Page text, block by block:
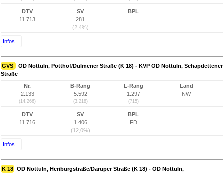
DTV
11.713
SV
281
(2,4%)
BPL
Infos...
GVS
OD Nottuln, Potthof/Dülmener Straße (K 18) - KVP OD Nottuln, Schapdettener
Straße
Nr.
2.133
(14.266)
B-Rang
5.592
(3.218)
L-Rang
1.297
(715)
Land
NW
DTV
11.716
SV
1.406
(12,0%)
BPL
FD
Infos...
K 18 OD Nottuln, Heriburgstraße/Daruper Straße (K 18) - OD Nottuln,